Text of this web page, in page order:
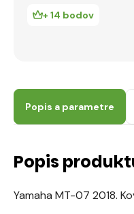
+ 14 bodov
Popis a parametre
Popis
Yamaha MT-07 2018.